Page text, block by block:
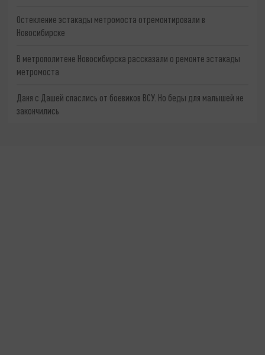
Остекление эстакады метромоста отремонтировали в
Новосибирске
В метрополитене Новосибирска рассказали о ремонте эстакады
метромоста
Даня с Дашей спаслись от боевиков ВСУ. Но беды для малышей не
закончились